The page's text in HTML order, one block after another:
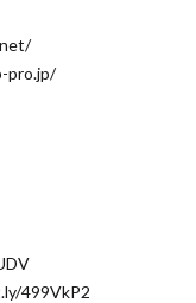
pro.jp/
499VkP2